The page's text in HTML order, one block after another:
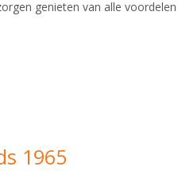
genieten van alle
1965